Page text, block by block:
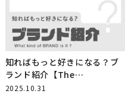
知ればもっと好きになる？ブ
ランド紹介【The
Standard】
2025.10.31